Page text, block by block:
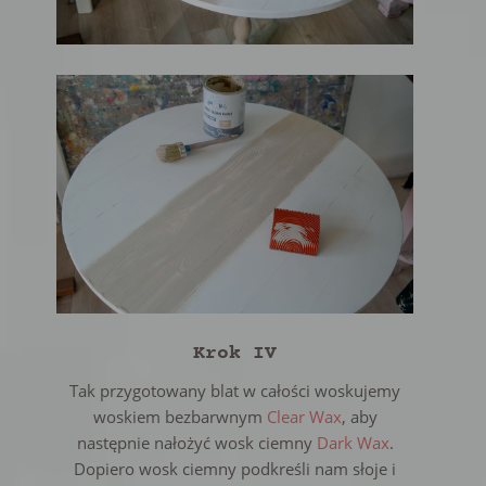
Krok IV
Tak przygotowany blat w całości woskujemy
woskiem bezbarwnym Clear Wax, aby
następnie nałożyć wosk ciemny Dark Wax.
Dopiero wosk ciemny podkreśli nam słoje i